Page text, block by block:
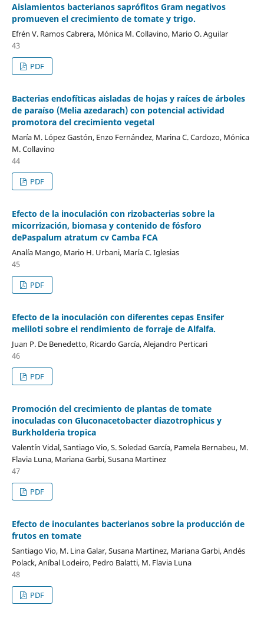
Aislamientos bacterianos saprófitos Gram negativos
promueven el crecimiento de tomate y trigo.
Efrén V. Ramos Cabrera, Mónica M. Collavino, Mario O. Aguilar
43
PDF
Bacterias endofíticas aisladas de hojas y raíces de árboles
de paraíso (Melia azedarach) con potencial actividad
promotora del crecimiento vegetal
María M. López Gastón, Enzo Fernández, Marina C. Cardozo, Mónica
M. Collavino
44
PDF
Efecto de la inoculación con rizobacterias sobre la
micorrización, biomasa y contenido de fósforo
dePaspalum atratum cv Camba FCA
Analía Mango, Mario H. Urbani, María C. Iglesias
45
PDF
Efecto de la inoculación con diferentes cepas Ensifer
meliloti sobre el rendimiento de forraje de Alfalfa.
Juan P. De Benedetto, Ricardo García, Alejandro Perticari
46
PDF
Promoción del crecimiento de plantas de tomate
inoculadas con Gluconacetobacter diazotrophicus y
Burkholderia tropica
Valentín Vidal, Santiago Vio, S. Soledad García, Pamela Bernabeu, M.
Flavia Luna, Mariana Garbi, Susana Martinez
47
PDF
Efecto de inoculantes bacterianos sobre la producción de
frutos en tomate
Santiago Vio, M. Lina Galar, Susana Martinez, Mariana Garbi, Andés
Polack, Aníbal Lodeiro, Pedro Balatti, M. Flavia Luna
48
PDF